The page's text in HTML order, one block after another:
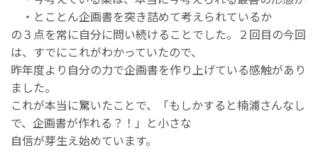
・とことん企画書を突き詰めて考えられているか
の３点を常に自分に問い続けることでした。２回目の今回
は、すでにこれがわかっていたので、
昨年度より自分の力で企画書を作り上げている感触があり
ました。
これが本当に驚いたことで、「もしかすると楠浦さんなし
で、企画書が作れる？！」と小さな
自信が芽生え始めています。